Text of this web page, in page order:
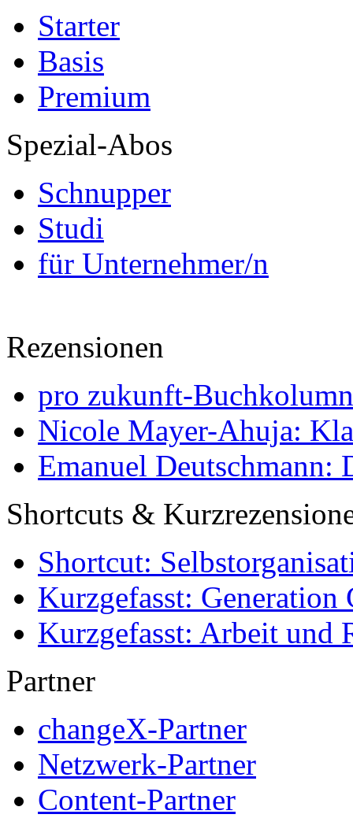
Starter
Basis
Premium
Spezial-Abos
Schnupper
Studi
für Unternehmer/n
Rezensionen
pro zukunft-
Nicole Mayer-Ahuja:
Emanuel Deutschmann:
Shortcuts &
Shortcut:
Kurzgefasst: Generation
Kurzgefasst: Arbeit und
Partner
changeX-Partner
Netzwerk-Partner
Content-Partner